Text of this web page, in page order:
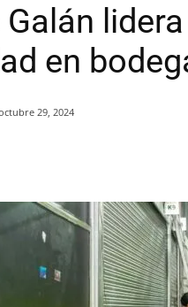
en
29, 2024